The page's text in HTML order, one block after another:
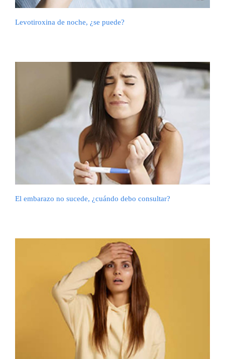
Levotiroxina de noche, ¿se puede?
El embarazo no sucede, ¿cuándo debo consultar?